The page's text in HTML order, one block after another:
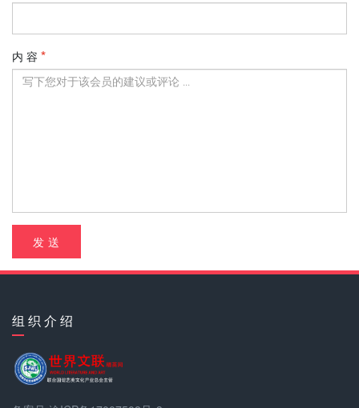
内 容
发 送
组 织 介 绍